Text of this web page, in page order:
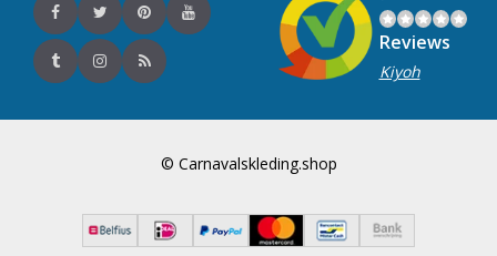
Reviews
Kiyoh
© Carnavalskleding.shop